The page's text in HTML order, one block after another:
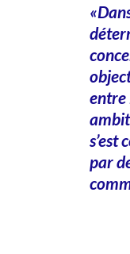
entre
s’est
par